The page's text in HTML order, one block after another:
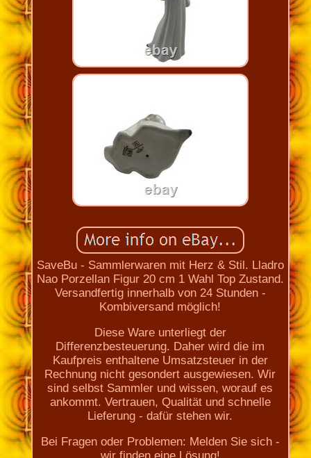
SaveBu - Sammlerwaren mit Herz & Stil. Lladro
Nao Porzellan Figur 20 cm 1 Wahl Top Zustand.
Versandfertig innerhalb von 24 Stunden -
Kombiversand möglich!
Diese Ware unterliegt der
Differenzbesteuerung. Daher wird die im
Kaufpreis enthaltene Umsatzsteuer in der
Rechnung nicht gesondert ausgewiesen. Wir
sind selbst Sammler und wissen, worauf es
ankommt. Vertrauen, Qualität und schnelle
Lieferung - dafür stehen wir.
Bei Fragen oder Problemen: Melden Sie sich -
wir finden eine Lösung!